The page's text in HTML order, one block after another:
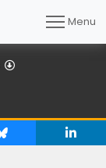
Menu